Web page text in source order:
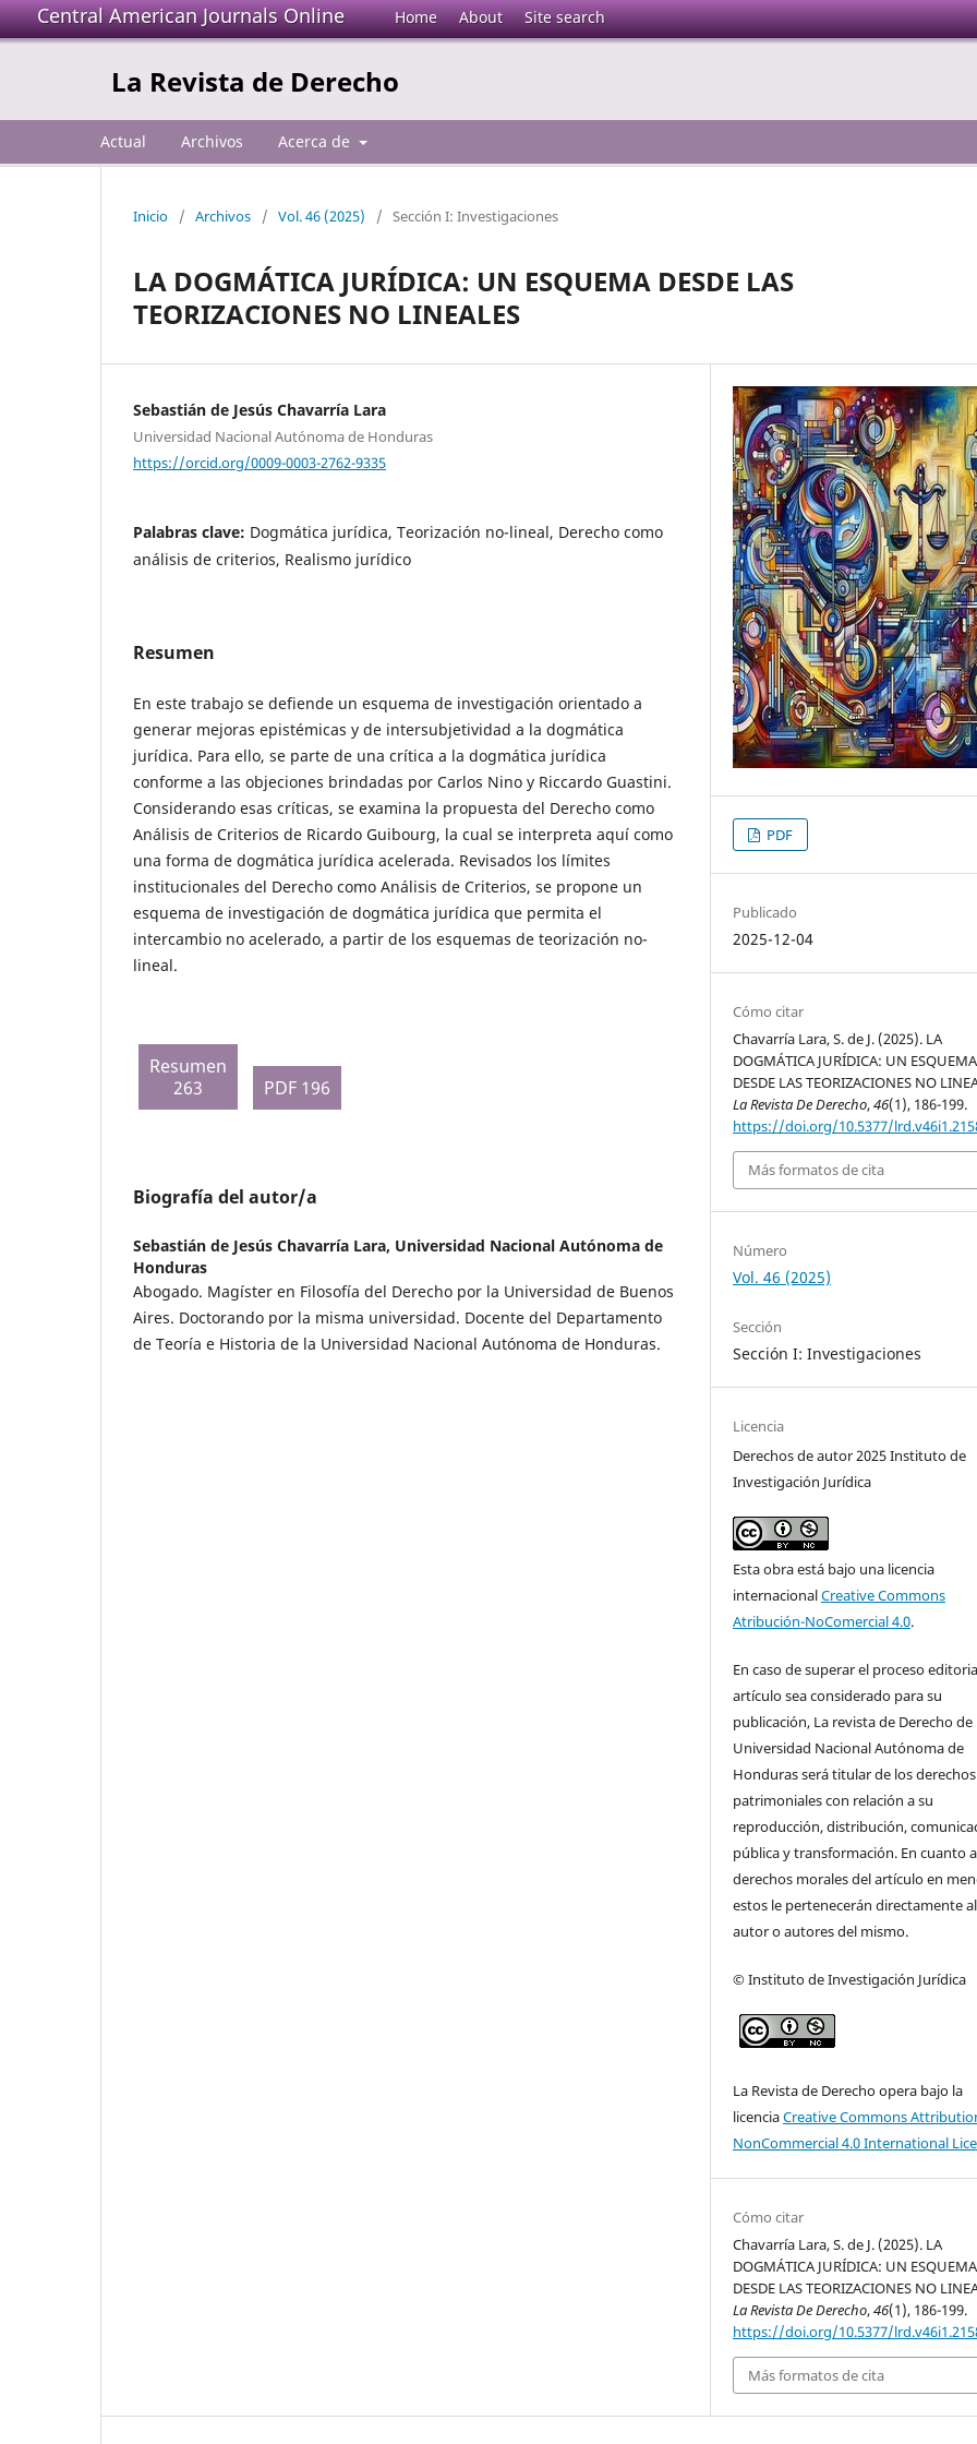
Central American Journals Online Home About Site search
La Revista de Derecho
Actual Archivos Acerca de
Inicio / Archivos / Vol. 46 (2025) / Sección I: Investigaciones
LA DOGMÁTICA JURÍDICA: UN ESQUEMA DESDE LAS
TEORIZACIONES NO LINEALES
Sebastián de Jesús Chavarría Lara
Universidad Nacional Autónoma de Honduras
https://orcid.org/0009-0003-2762-9335
Palabras clave: Dogmática jurídica, Teorización no-lineal, Derecho como
análisis de criterios, Realismo jurídico
Resumen
En este trabajo se defiende un esquema de investigación orientado a
generar mejoras epistémicas y de intersubjetividad a la dogmática
jurídica. Para ello, se parte de una crítica a la dogmática jurídica
conforme a las objeciones brindadas por Carlos Nino y Riccardo Guastini.
Considerando esas críticas, se examina la propuesta del Derecho como
Análisis de Criterios de Ricardo Guibourg, la cual se interpreta aquí como
una forma de dogmática jurídica acelerada. Revisados los límites
institucionales del Derecho como Análisis de Criterios, se propone un
esquema de investigación de dogmática jurídica que permita el
intercambio no acelerado, a partir de los esquemas de teorización no-
lineal.
Resumen
263
PDF 196
Biografía del autor/a
Sebastián de Jesús Chavarría Lara, Universidad Nacional Autónoma de
Honduras
Abogado. Magíster en Filosofía del Derecho por la Universidad de Buenos
Aires. Doctorando por la misma universidad. Docente del Departamento
de Teoría e Historia de la Universidad Nacional Autónoma de Honduras.
PDF
Publicado
2025-12-04
Cómo citar
Chavarría Lara, S. de J. (2025). LA
DOGMÁTICA JURÍDICA: UN ESQUEMA
DESDE LAS TEORIZACIONES NO
La Revista De Derecho,46(1), 186-199.
https://doi.org/10.5377/
Más formatos de cita
Número
Vol. 46 (2025)
Sección
Sección I: Investigaciones
Licencia
Derechos de autor 2025 Instituto de
Investigación Jurídica
Esta obra está bajo una licencia
internacionalCreative Commons
Atribución-NoComercial 4.0.
En caso de superar el proceso
artículo sea considerado para su
publicación, La revista de Derecho de
Universidad Nacional Autónoma de
Honduras será titular de los derechos
patrimoniales con relación a su
reproducción, distribución,
pública y transformación. En cuanto
derechos morales del artículo en
estos le pertenecerán directamente al
autor o autores del mismo.
© Instituto de Investigación Jurídica
La Revista de Derecho opera bajo la
licenciaCreative Commons
NonCommercial 4.0 International
Cómo citar
Chavarría Lara, S. de J. (2025). LA
DOGMÁTICA JURÍDICA: UN ESQUEMA
DESDE LAS TEORIZACIONES NO
La Revista De Derecho,46(1), 186-199.
https://doi.org/10.5377/
Más formatos de cita